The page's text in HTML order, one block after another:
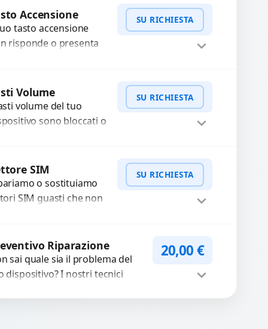
di ricarica
rotti, allentati,
WhatsApp
Accensione
tasto accensione
risponde o presenta
o sostituzione
componenti
SU RICHIESTA
WhatsApp
Volume
volume del tuo
sono bloccati o
con
SU RICHIESTA
WhatsApp
SIM
o sostituiamo
SIM guasti che non
ricambi testati
SU RICHIESTA
PreventivoRiparazione
sai quale sia il problema del
dispositivo? I nostri tecnici
20,00€